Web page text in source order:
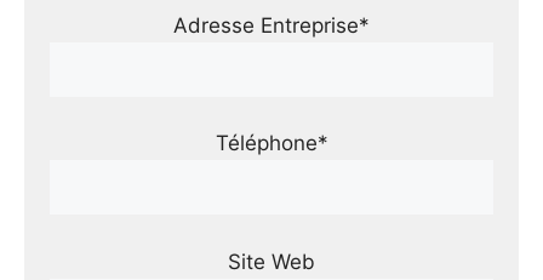
Adresse Entreprise*
Téléphone*
Site Web